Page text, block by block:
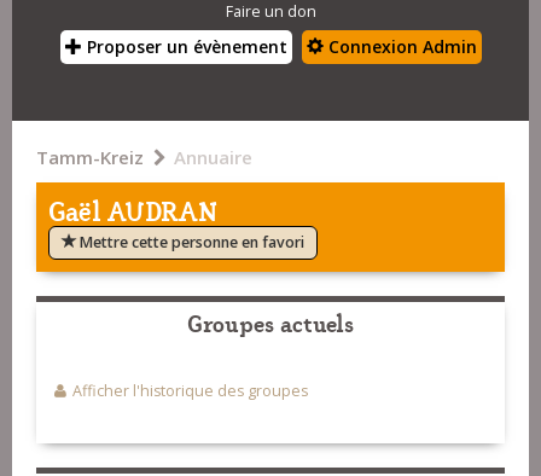
Faire un don
Proposer un évènement Connexion Admin
Tamm-Kreiz Annuaire
Gaël AUDRAN
Mettre cette personne en favori
Groupes actuels
Afficher l'historique des groupes